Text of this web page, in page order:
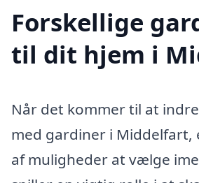
Forskellige
til dit hjem i
Når det kommer til at
med gardiner i Middelfart,
af muligheder at vælge